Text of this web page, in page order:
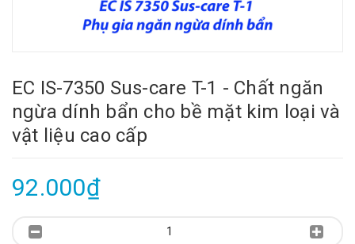
EC IS-7350 Sus-care T-1 - Chất ngăn
ngừa dính bẩn cho bề mặt kim loại và
vật liệu cao cấp
92.000₫